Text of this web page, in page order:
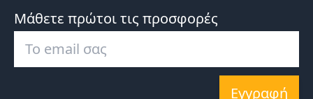
Μάθετε πρώτοι τις προσφορές
Εγγραφή